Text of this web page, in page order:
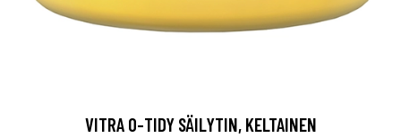
VITRA O-TIDY SÄILYTIN, KELTAINEN